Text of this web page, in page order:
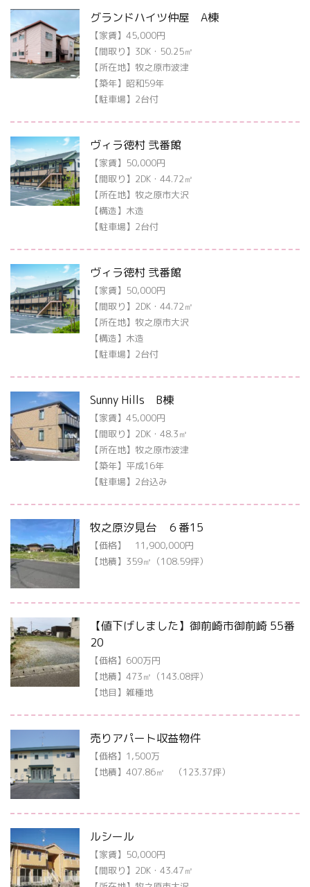
グランドハイツ仲屋 A棟
【家賃】45,000円
【間取り】3DK・50.25㎡
【所在地】牧之原市波津
【築年】昭和59年
【駐車場】2台付
ヴィラ徳村 弐番館
【家賃】50,000円
【間取り】2DK・44.72㎡
【所在地】牧之原市大沢
【構造】木造
【駐車場】2台付
ヴィラ徳村 弐番館
【家賃】50,000円
【間取り】2DK・44.72㎡
【所在地】牧之原市大沢
【構造】木造
【駐車場】2台付
Sunny Hills B棟
【家賃】45,000円
【間取り】2DK・48.3㎡
【所在地】牧之原市波津
【築年】平成16年
【駐車場】2台込み
牧之原汐見台 ６番15
【価格】 11,900,000円
【地積】359㎡（108.59坪）
【値下げしました】御前崎市御前崎 55番
20
【価格】600万円
【地積】473㎡（143.08坪）
【地目】雑種地
売りアパート収益物件
【価格】1,500万
【地積】407.86㎡ （123.37坪）
ルシール
【家賃】50,000円
【間取り】2DK・43.47㎡